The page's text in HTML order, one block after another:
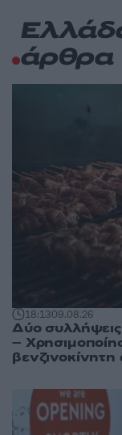
άρθρα
18:1309.08.26
Δύο συλλήψεις
–
βενζινοκίνητη